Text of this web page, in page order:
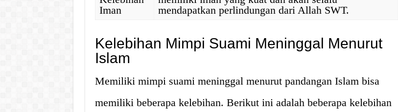
Iman
mendapatkan perlindungan dari Allah SWT.
Kelebihan Mimpi Suami Meninggal Menurut
Islam
Memiliki mimpi suami meninggal menurut pandangan Islam bisa
memiliki beberapa kelebihan. Berikut ini adalah beberapa kelebihan